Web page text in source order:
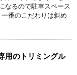
なるので駐車スペース
番のこだわりは斜め
用のトリミングル